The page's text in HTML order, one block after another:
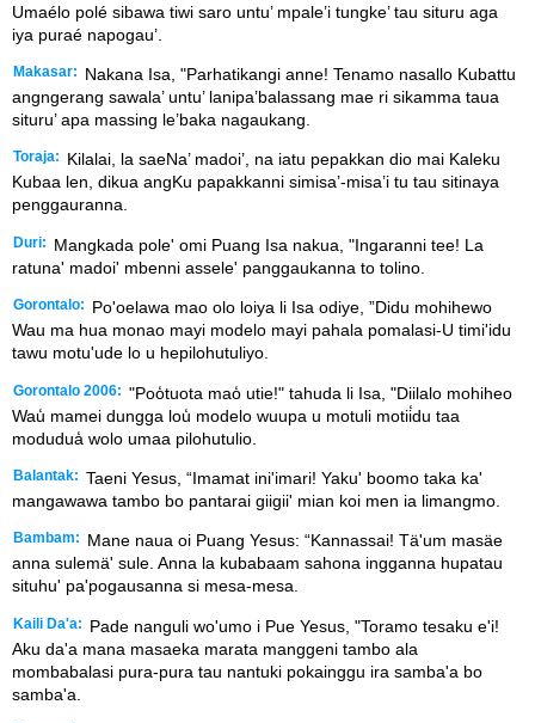
Umaélo polé sibawa tiwi saro untu’ mpale’i tungke’ tau situru aga
iya puraé napogau’.
Makasar:
Nakana Isa, "Parhatikangi anne! Tenamo nasallo Kubattu
angngerang sawala’ untu’ lanipa’balassang mae ri sikamma taua
situru’ apa massing le’baka nagaukang.
Toraja:
Kilalai, la saeNa’ madoi’, na iatu pepakkan dio mai Kaleku
Kubaa len, dikua angKu papakkanni simisa’-misa’i tu tau sitinaya
penggauranna.
Duri:
Mangkada pole' omi Puang Isa nakua, "Ingaranni tee! La
ratuna' madoi' mbenni assele' panggaukanna to tolino.
Gorontalo:
Po'oelawa mao olo loiya li Isa odiye, ”Didu mohihewo
Wau ma hua monao mayi modelo mayi pahala pomalasi-U timi'idu
tawu motu'ude lo u hepilohutuliyo.
Gorontalo 2006: "Poo̒tuota mao̒ utie!" tahuda li Isa, "Diilalo mohiheo
Wau̒ mamei dungga lou̒ modelo wuupa u motuli motii̒du taa
modudua̒ wolo umaa pilohutulio.
Balantak: Taeni Yesus, “Imamat ini'imari! Yaku' boomo taka ka'
mangawawa tambo bo pantarai giigii' mian koi men ia limangmo.
Bambam:
Mane naua oi Puang Yesus: “Kannassai! Tä'um masäe
anna sulemä' sule. Anna la kubabaam sahona ingganna hupatau
situhu' pa'pogausanna si mesa-mesa.
Kaili Da'a:
Pade nanguli wo'umo i Pue Yesus, "Toramo tesaku e'i!
Aku da'a mana masaeka marata manggeni tambo ala
mombabalasi pura-pura tau nantuki pokainggu ira samba'a bo
samba'a.